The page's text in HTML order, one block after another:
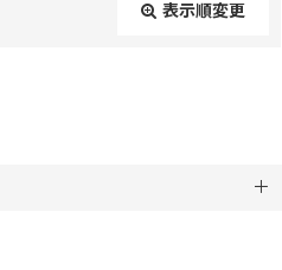
表示順変更